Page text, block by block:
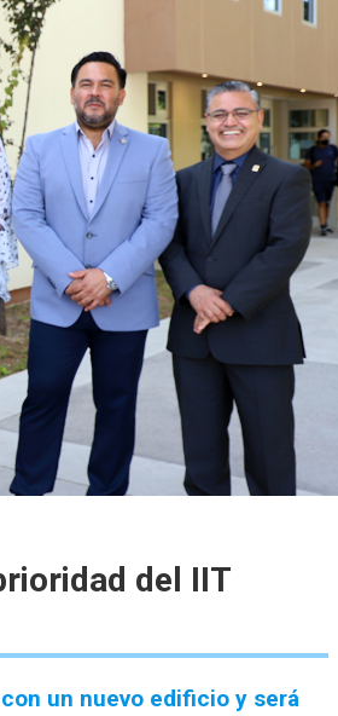
del IIT
un nuevo edificio y será